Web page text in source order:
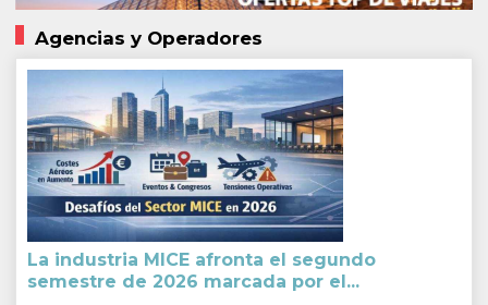
Agencias y Operadores
La industria MICE afronta el segundo
semestre de 2026 marcada por el...